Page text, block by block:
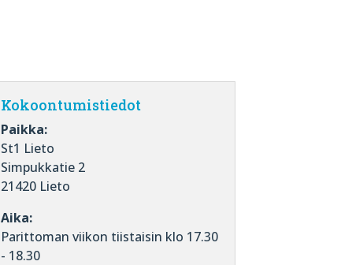
Kokoontumistiedot
Paikka:
St1 Lieto
Simpukkatie 2
21420 Lieto
Aika:
Parittoman viikon tiistaisin klo 17.30
- 18.30